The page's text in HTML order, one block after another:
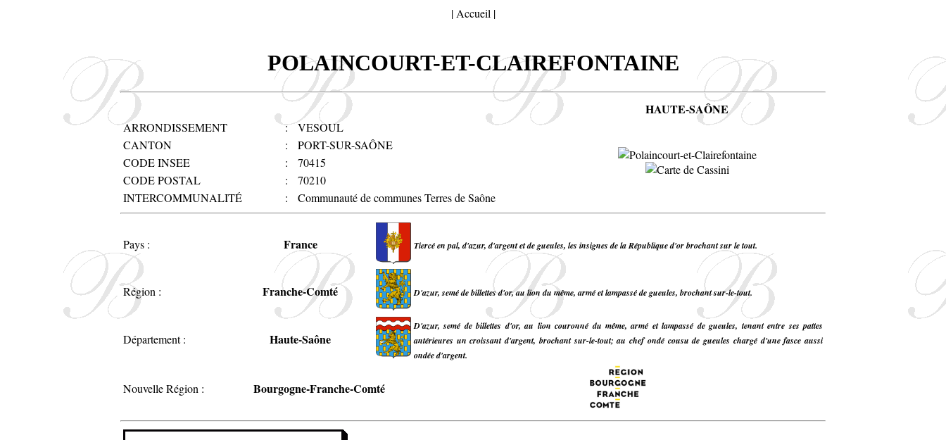
| Accueil |
POLAINCOURT-ET-CLAIREFONTAINE
HAUTE-SAÔNE
ARRONDISSEMENT :
VESOUL
CANTON
:
PORT-SUR-SAÔNE
CODE INSEE
:
70415
CODE POSTAL
:
70210
INTERCOMMUNALITÉ
: Communauté de communes Terres de Saône
Pays : France Tiercé en pal, d'azur, d'argent et de gueules, les insignes de la République d'or brochant sur le tout.
Région : Franche-Comté D'azur, semé de billettes d'or, au lion du même, armé et lampassé de gueules, brochant sur-le-tout.
Département : Haute-Saône
D'azur, semé de billettes d'or, au lion couronné du même, armé et lampassé de gueules, tenant entre ses pattes
antérieures un croissant d'argent, brochant sur-le-tout; au chef ondé cousu de gueules chargé d'une fasce aussi
ondée d'argent.
Nouvelle Région : Bourgogne-Franche-Comté